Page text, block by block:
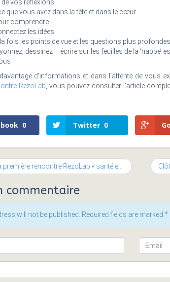
de vos réflexions
que vous avez dans la tête et dans le cœur
comprendre
les idées
fois les points de vue et les questions plus profondes
dessinez – écrire sur les feuilles de la ‘nappe’
!
d’informations et dans l’attente de vous
RezoLab , vous pouvez consulter l’article
0 Twitter 0
rencontre RezoLab « santé et vie »
commentaire
will not be published. Required fields are marked *